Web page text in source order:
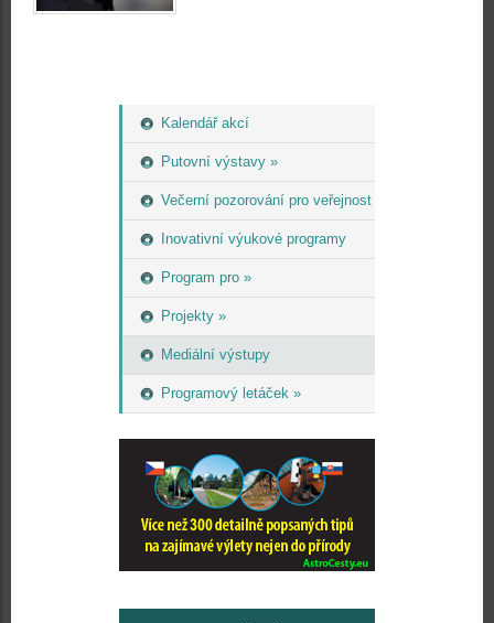
Kalendář akcí
Putovní výstavy »
Večerní pozorování pro veřejnost
Inovativní výukové programy
Program pro »
Projekty »
Mediální výstupy
Programový letáček »